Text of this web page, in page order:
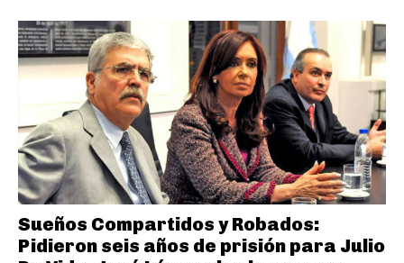
Sueños Compartidos y Robados:
Pidieron seis años de prisión para Julio